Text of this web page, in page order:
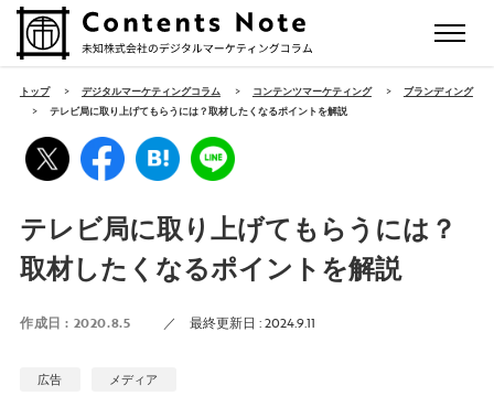
トップ> デジタルマーケティングコラム> コンテンツマーケティング> ブランディング
> テレビ局に取り上げてもらうには？取材したくなるポイントを解説
テレビ局に取り上げてもらうには？
取材したくなるポイントを解説
作成日 : 2020.8.5 ／最終更新日 :2024.9.11
広告 メディア